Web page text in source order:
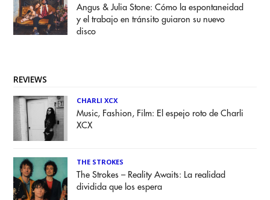
Angus & Julia Stone: Cómo la espontaneidad
y el trabajo en tránsito guiaron su nuevo
disco
REVIEWS
CHARLI XCX
Music, Fashion, Film: El espejo roto de Charli
XCX
THE STROKES
The Strokes – Reality Awaits: La realidad
dividida que los espera